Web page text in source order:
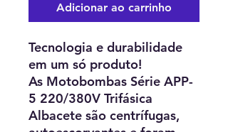
Adicionar ao carrinho
Tecnologia e durabilidade
em um só produto!
As Motobombas Série APP-
5 220/380V Trifásica
Albacete são centrífugas,